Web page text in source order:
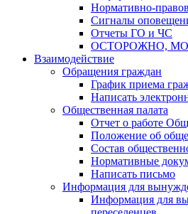
Нормативно-
Сигналы
Отчеты ГО и ЧС
ОСТОРОЖНО,
Взаимодействие
Обращения граждан
График приема
Написать
Общественная палата
Отчет о работе
Положение об
Состав
Нормативные
Написать письмо
Информация для
Информация для